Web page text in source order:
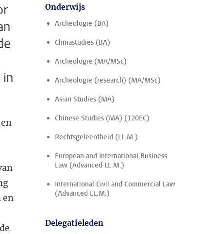
en
Onderwijs
Archeologie (BA)
Chinastudies (BA)
Archeologie (MA/MSc)
Archeologie (research) (MA/MSc)
Asian Studies (MA)
Chinese Studies (MA) (120EC)
Rechtsgeleerdheid (LL.M.)
European and International Business
Law (Advanced LL.M.)
International Civil and Commercial Law
(Advanced LL.M.)
Delegatieleden